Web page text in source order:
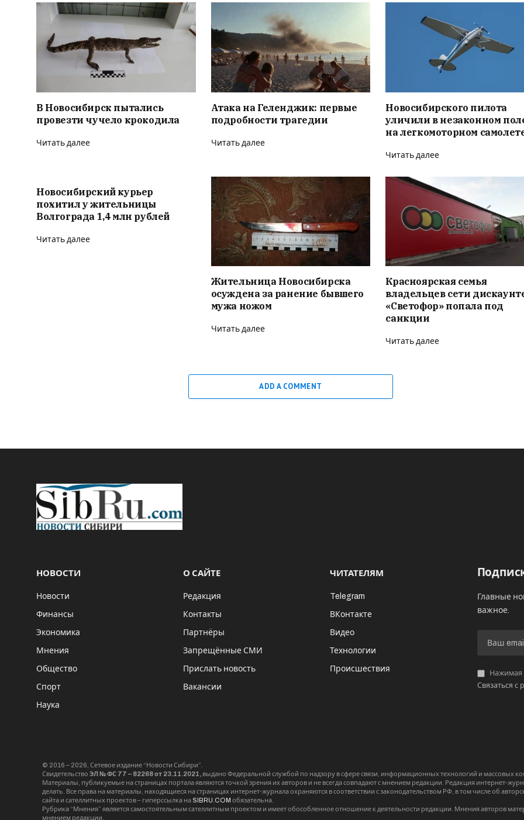
В Новосибирск пытались
провезти чучело крокодила
Читать далее
Атака на Геленджик: первые
подробности трагедии
Читать далее
Новосибирского пилота
уличили в незаконном
на легкомоторном
Читать далее
Новосибирский курьер
похитил у жительницы
Волгограда 1,4 млн рублей
Читать далее
Жительница Новосибирска
осуждена за ранение бывшего
мужа ножом
Читать далее
Красноярская семья
владельцев сети
«Светофор» попала под
санкции
Читать далее
ADD A COMMENT
НОВОСТИ
Новости
Финансы
Экономика
Мнения
Общество
Спорт
Наука
О САЙТЕ
Редакция
Контакты
Партнёры
Запрещённые СМИ
Прислать новость
Вакансии
ЧИТАТЕЛЯМ
Telegram
ВКонтакте
Видео
Технологии
Происшествия
Главные
важное.
Нажимая
Связаться с
© 2016 – 2026, Сетевое издание “Новости Сибири”.
Свидетельство ЭЛ № ФС 77 – 82268 от 23.11.2021, выдано Федеральной службой по надзору в сфере связи, информационных технологий и массовых
Материалы, публикуемые на страницах портала являются точкой зрения их авторов и не всегда совпадают с мнением редакции. Редакция интернет-
делать. Все права на материалы, находящиеся на страницах интернет-журнала охраняются в соответствии с законодательством РФ, в том числе об
сайта и сателлитных проектов – гиперссылка на SIBRU.COM обязательна.
Рубрика “Мнения” является самостоятельным сателлитным проектом и имеет обособленное отношение к деятельности редакции. Мнения авторов
мнением редакции.